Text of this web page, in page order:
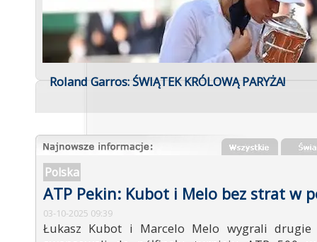
Roland Garros: ŚWIĄTEK KRÓLOWĄ PARYŻA!
Polska
ATP Pekin: Kubot i Melo bez strat w
03-10-2025 09:39
Łukasz Kubot i Marcelo Melo wygrali drugie